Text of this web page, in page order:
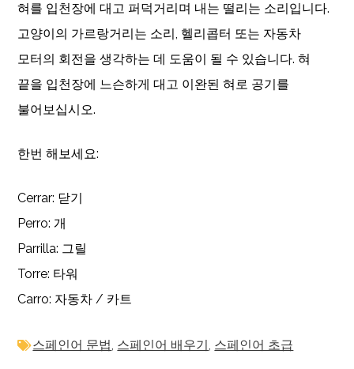
혀를 입천장에 대고 퍼덕거리며 내는 떨리는 소리입니다.
고양이의 가르랑거리는 소리, 헬리콥터 또는 자동차
모터의 회전을 생각하는 데 도움이 될 수 있습니다. 혀
끝을 입천장에 느슨하게 대고 이완된 혀로 공기를
불어보십시오.
한번 해보세요:
Cerrar: 닫기
Perro: 개
Parrilla: 그릴
Torre: 타워
Carro: 자동차 / 카트
스페인어 문법, 스페인어 배우기, 스페인어 초급